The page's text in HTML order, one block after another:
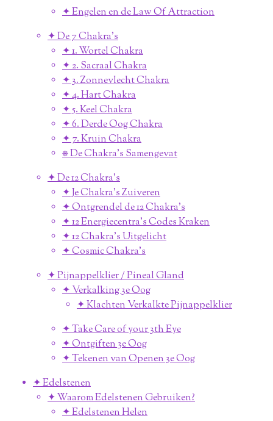
✦ Engelen en de Law Of Attraction
✦ De 7 Chakra's
✦ 1. Wortel Chakra
✦ 2. Sacraal Chakra
✦ 3. Zonnevlecht Chakra
✦ 4. Hart Chakra
✦ 5. Keel Chakra
✦ 6. Derde Oog Chakra
✦ 7. Kruin Chakra
⎈ De Chakra's Samengevat
✦ De 12 Chakra's
✦ Je Chakra's Zuiveren
✦ Ontgrendel de 12 Chakra's
✦ 12 Energiecentra's Codes Kraken
✦ 12 Chakra's Uitgelicht
✦ Cosmic Chakra's
✦ Pijnappelklier / Pineal Gland
✦ Verkalking 3e Oog
✦ Klachten Verkalkte Pijnappelklier
✦ Take Care of your 3th Eye
✦ Ontgiften 3e Oog
✦ Tekenen van Openen 3e Oog
✦ Edelstenen
✦ Waarom Edelstenen Gebruiken?
✦ Edelstenen Helen